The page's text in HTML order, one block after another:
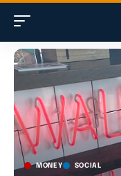
MONEY SOCIAL